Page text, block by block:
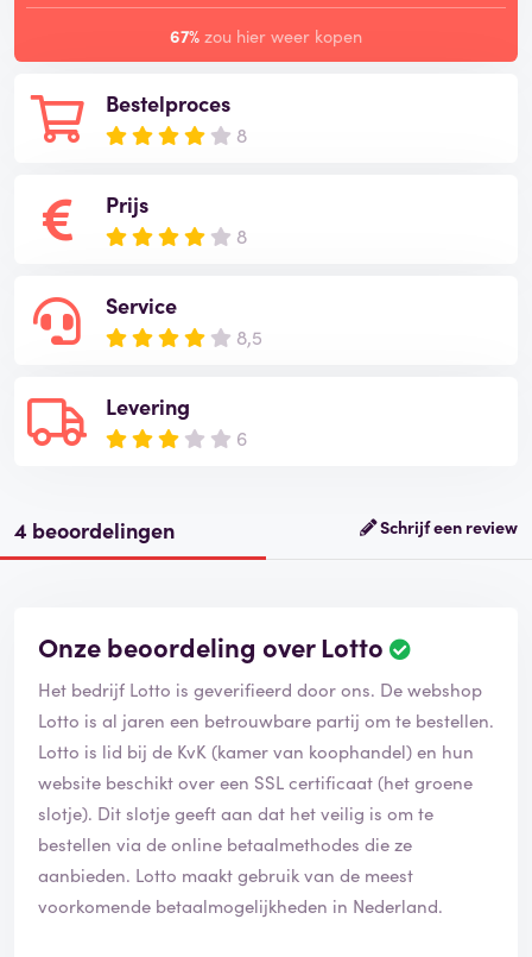
Bestelproces
8
Prijs
8
Service
8,5
Levering
6
67% zou hier weer kopen
4 beoordelingen Schrijf een review
Onze beoordeling over Lotto
Het bedrijf Lotto is geverifieerd door ons. De webshop
Lotto is al jaren een betrouwbare partij om te bestellen.
Lotto is lid bij de KvK (kamer van koophandel) en hun
website beschikt over een SSL certificaat (het groene
slotje). Dit slotje geeft aan dat het veilig is om te
bestellen via de online betaalmethodes die ze
aanbieden. Lotto maakt gebruik van de meest
voorkomende betaalmogelijkheden in Nederland.